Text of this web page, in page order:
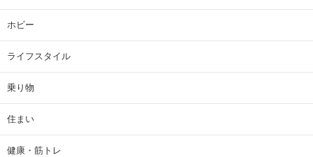
ホビー
ライフスタイル
乗り物
住まい
健康・筋トレ